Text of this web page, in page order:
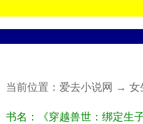
当前位置： 爱去小说网 → 女
书名：《穿越兽世：绑定生子